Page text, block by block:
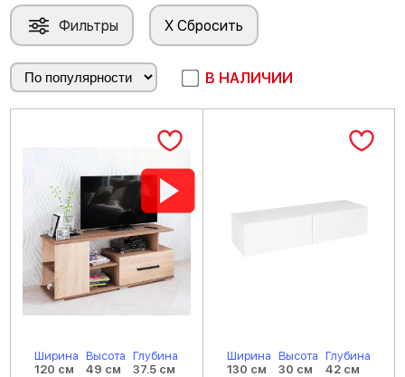
Фильтры X Сбросить
В НАЛИЧИИ
Ширина
120 см
Высота
49 см
Глубина
37.5 см
Ширина
130 см
Высота
30 см
Глубина
42 см